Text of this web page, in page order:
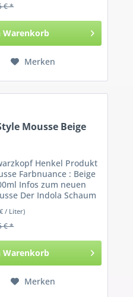
€ *
Warenkorb
Merken
Mousse Beige
Henkel Produkt
Farbnuance : Beige
Infos zum neuen
Der Indola Schaum
Anwendungsfelder:
Mousse als
/ Liter)
€ *
Warenkorb
Merken